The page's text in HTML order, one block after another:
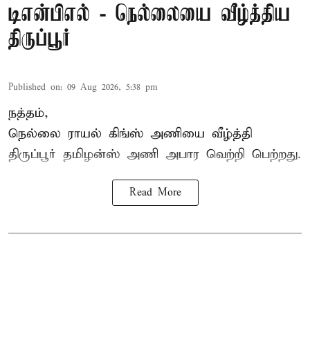
டிஎன்பிஎல் - நெல்லையை வீழ்த்திய
திருப்பூர்
Published on: 09 Aug 2026, 5:38 pm
நத்தம்,
நெல்லை ராயல் கிங்ஸ் அணியை வீழ்த்தி
திருப்பூர் தமிழன்ஸ் அணி அபார வெற்றி பெற்றது.
Read More